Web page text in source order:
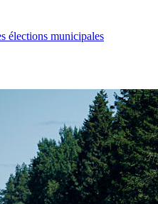
élections municipales